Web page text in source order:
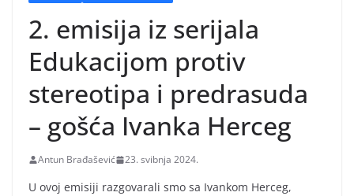
2. emisija iz serijala
Edukacijom protiv
stereotipa i predrasuda
– gošća Ivanka Herceg
Antun Brađašević 23. svibnja 2024.
U ovoj emisiji razgovarali smo sa Ivankom Herceg,